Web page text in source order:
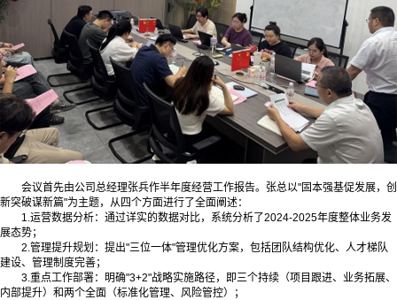
会议首先由公司总经理张兵作半年度经营工作报告。张总以"固本强基促发展，创
新突破谋新篇"为主题，从四个方面进行了全面阐述：
1.运营数据分析：通过详实的数据对比，系统分析了2024-2025年度整体业务发
展态势；
2.管理提升规划：提出"三位一体"管理优化方案，包括团队结构优化、人才梯队
建设、管理制度完善；
3.重点工作部署：明确"3+2"战略实施路径，即三个持续（项目跟进、业务拓展、
内部提升）和两个全面（标准化管理、风险管控）；